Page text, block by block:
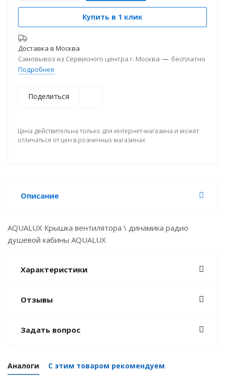
Купить в 1 клик
Доставка в Москва
Самовывоз из Сервисного центра г. Москва — бесплатно
Подробнее
Поделиться
Цена действительна только для интернет-магазина и может
отличаться от цен в розничных магазинах
Описание
AQUALUX Крышка вентилятора \ динамика радио
душевой кабины AQUALUX
Характеристики
Отзывы
Задать вопрос
Аналоги С этим товаром рекомендуем